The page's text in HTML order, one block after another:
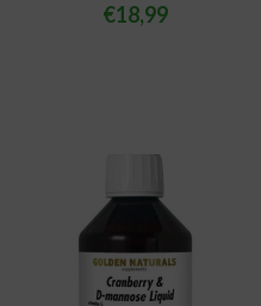
€18,99